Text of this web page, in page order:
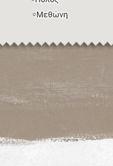
Η εικόνα ενδέχεται να υπόκειται σε